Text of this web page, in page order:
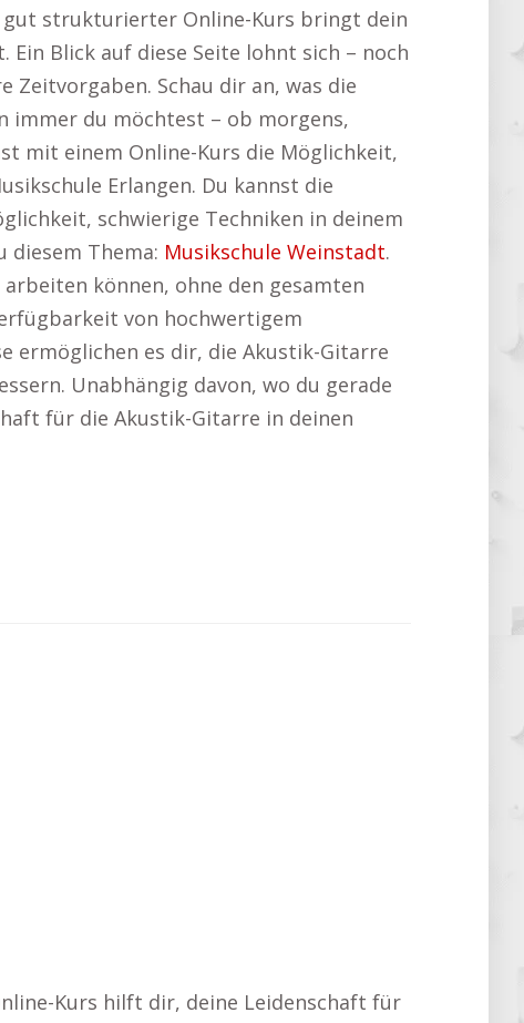
strukturierter Online-Kurs bringt dein
Blick auf diese Seite lohnt sich – noch
Zeitvorgaben. Schau dir an, was die
immer du möchtest – ob morgens,
mit einem Online-Kurs die Möglichkeit,
Erlangen. Du kannst die
schwierige Techniken in deinem
Thema: Musikschule Weinstadt.
können, ohne den gesamten
von hochwertigem
ermöglichen es dir, die Akustik-Gitarre
Unabhängig davon, wo du gerade
für die Akustik-Gitarre in deinen
Kurs hilft dir, deine Leidenschaft für